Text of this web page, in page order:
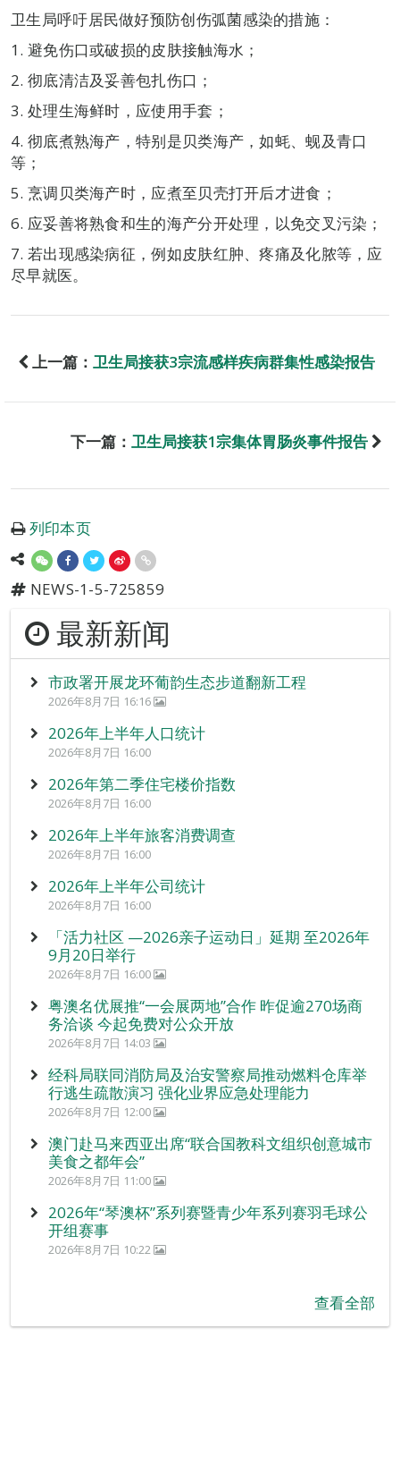
卫生局呼吁居民做好预防创伤弧菌感染的措施：
1. 避免伤口或破损的皮肤接触海水；
2. 彻底清洁及妥善包扎伤口；
3. 处理生海鲜时，应使用手套；
4. 彻底煮熟海产，特别是贝类海产，如蚝、蚬及青口
等；
5. 烹调贝类海产时，应煮至贝壳打开后才进食；
6. 应妥善将熟食和生的海产分开处理，以免交叉污染；
7. 若出现感染病征，例如皮肤红肿、疼痛及化脓等，应
尽早就医。
上一篇： 卫生局接获3宗流感样疾病群集性感染报告
下一篇： 卫生局接获1宗集体胃肠炎事件报告
列印本页
NEWS-1-5-725859
最新新闻
市政署开展龙环葡韵生态步道翻新工程
2026年8月7日 16:16
2026年上半年人口统计
2026年8月7日 16:00
2026年第二季住宅楼价指数
2026年8月7日 16:00
2026年上半年旅客消费调查
2026年8月7日 16:00
2026年上半年公司统计
2026年8月7日 16:00
「活力社区 —2026亲子运动日」延期 至2026年
9月20日举行
2026年8月7日 16:00
粤澳名优展推“一会展两地”合作 昨促逾270场商
务洽谈 今起免费对公众开放
2026年8月7日 14:03
经科局联同消防局及治安警察局推动燃料仓库举
行逃生疏散演习 强化业界应急处理能力
2026年8月7日 12:00
澳门赴马来西亚出席“联合国教科文组织创意城市
美食之都年会”
2026年8月7日 11:00
2026年“琴澳杯”系列赛暨青少年系列赛羽毛球公
开组赛事
2026年8月7日 10:22
查看全部